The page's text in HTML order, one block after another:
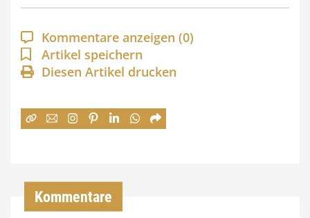
p
a
n
n
:
Kommentare anzeigen (0)
Artikel speichern
Diesen Artikel drucken
Kommentare